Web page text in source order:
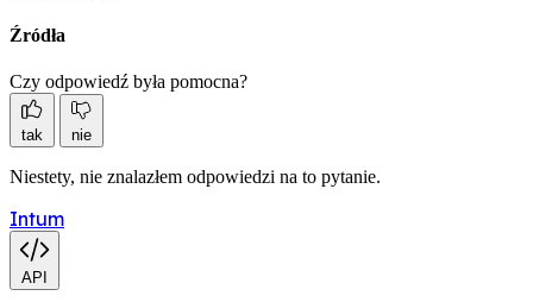
Źródła
Czy odpowiedź była pomocna?
tak nie
Niestety, nie znalazłem odpowiedzi na to pytanie.
Intum
API